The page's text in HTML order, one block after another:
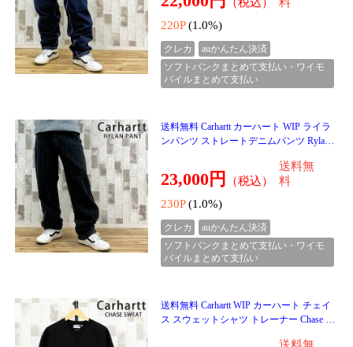
ック フロントポケットウォレット Carhartt
Nylon Duck Front Pocket Wallet B0000238 メ
6,500円
送料無
65P (1.0%)
クレカ
auかんたん決済
ソフトバンクまとめて支払い・ワイモ
送料無料 Carhartt カーハート クラシック
ラウンドダッフル ボストンバッグ Classic
Round Duffel 60L B0000493 メンズ ブラン
ド
20,000円（税込）
送料無
料
200P (1.0%)
クレカ
auかんたん決済
ソフトバンクまとめて支払い・ワイモ
バイルまとめて支払い
ーマーパンツ CROMER PANT デニム パ
ンツ ジーンズ バギーパンツ ロングパンツ
16,500円
送料無